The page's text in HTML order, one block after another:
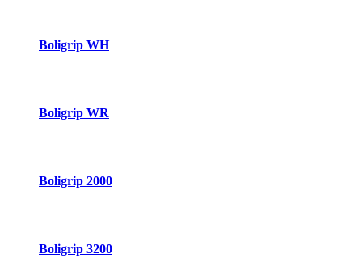
Boligrip WH
Boligrip WR
Boligrip 2000
Boligrip 3200